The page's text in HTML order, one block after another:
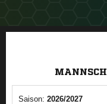
Saison: 2026/2027